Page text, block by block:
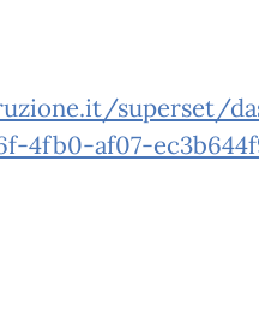
superset/
4fb0-af07-